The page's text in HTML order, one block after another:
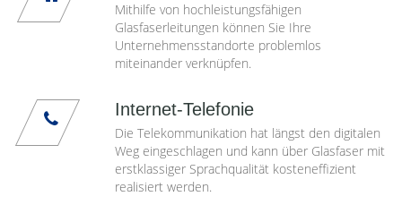
Mithilfe von hochleistungsfähigen
Glasfaserleitungen können Sie Ihre
Unternehmensstandorte problemlos
miteinander verknüpfen.
Internet-Telefonie
Die Telekommunikation hat längst den digitalen
Weg eingeschlagen und kann über Glasfaser mit
erstklassiger Sprachqualität kosteneffizient
realisiert werden.